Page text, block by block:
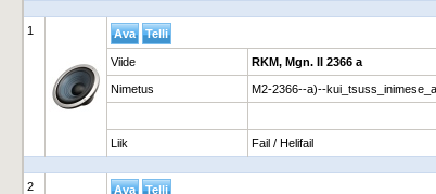
1
Viide RKM, Mgn. II 2366 a
Nimetus M2-2366--a)--
Liik Fail / Helifail
2